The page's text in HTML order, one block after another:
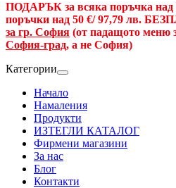
ПОДАРЪК за всяка поръчка над
поръчки над 50 €/ 97,79 лв.
за гр. София (от падащото меню
София-град, а не София)
Категории
Начало
Намаления
Продукти
ИЗТЕГЛИ КАТАЛОГ
Фирмени магазини
За нас
Блог
Контакти